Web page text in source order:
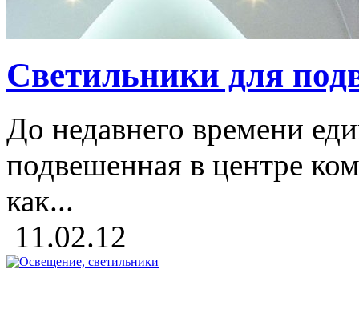
Светильники для
До недавнего времени
подвешенная в центре
как...
11.02.12